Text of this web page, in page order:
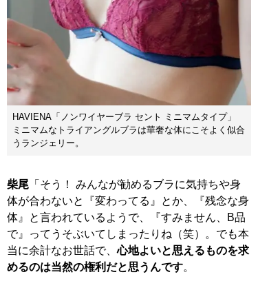
HAVIENA「ノンワイヤーブラ セント ミニマムタイプ」
ミニマムなトライアングルブラは華奢な体にこそよく似合
うランジェリー。
柴尾 「そう！ みんなが勧めるブラに気持ちや身
体が合わないと『変わってる』とか、『残念な身
体』と言われているようで、『すみません、B品
で』ってうそぶいてしまったりね（笑）。でも本
当に余計なお世話で、心地よいと思えるものを求
めるのは当然の権利だと思うんです。